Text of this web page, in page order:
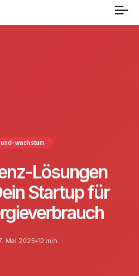
wachstum
Lösungen
Startup für
Mai 2025 12 min